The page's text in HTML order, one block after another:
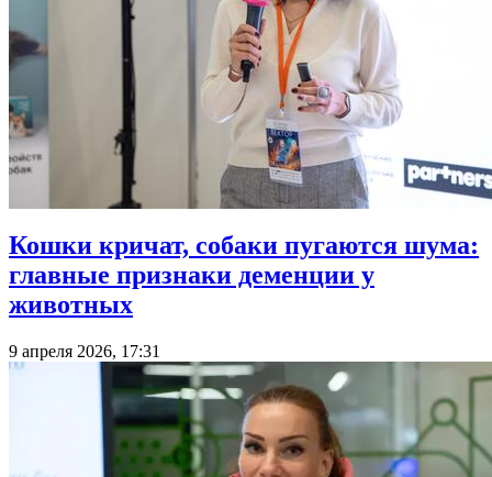
Кошки кричат, собаки пугаются шума:
главные признаки деменции у
животных
9 апреля 2026, 17:31